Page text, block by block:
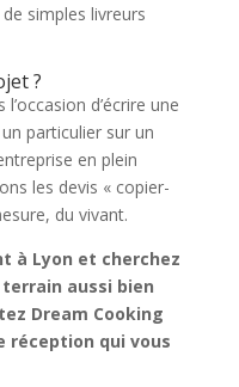
simples livreurs
?
d’écrire une
particulier sur un
en plein
les devis « copier-
du vivant.
à Lyon et cherchez
aussi bien
Dream Cooking
réception qui vous